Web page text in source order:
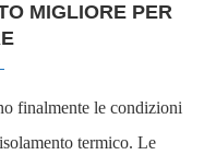
MIGLIORE PER
finalmente le condizioni
termico. Le